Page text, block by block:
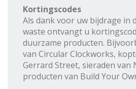
Kortingscodes
Als dank voor uw bijdrage in
waste ontvangt u
duurzame producten.
van Circular Clockworks,
Gerrard Street, sieraden van
producten van Build Your